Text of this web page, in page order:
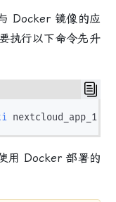
Docker 镜像的应
执行以下命令先升
用 Docker 部署的